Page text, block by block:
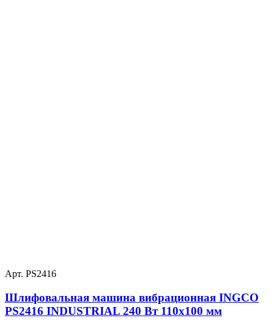
Арт. PS2416
Шлифовальная машина вибрационная INGCO
PS2416 INDUSTRIAL 240 Вт 110х100 мм